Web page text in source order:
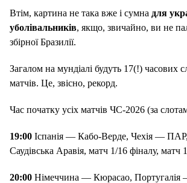
Втім, картина не така вже і сумна для
уболівальників, якщо, звичайно, ви не
збірної Бразилії.
Загалом на мундіалі будуть 17(!) часових
матчів. Це, звісно, рекорд.
Час початку усіх матчів ЧС-2026 (за
19:00 Іспанія — Кабо-Верде, Чехія —
Саудівська Аравія, матч 1/16 фіналу, матч
20:00 Німеччина — Кюрасао,